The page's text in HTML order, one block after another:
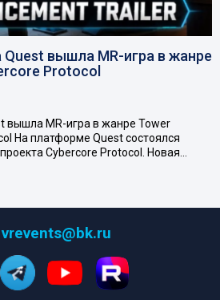
Quest вышла MR-игра в жанре
Protocol
вышла MR-игра в жанре Tower
На платформе Quest состоялся
Cybercore Protocol. Новая…
vrevents@bk.ru